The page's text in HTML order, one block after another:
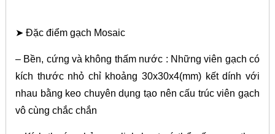
➤ Đặc điểm gạch Mosaic
– Bền, cứng và không thấm nước : Những viên gạch có
kích thước nhỏ chỉ khoảng 30x30x4(mm) kết dính với
nhau bằng keo chuyên dụng tạo nên cấu trúc viên gạch
vô cùng chắc chắn